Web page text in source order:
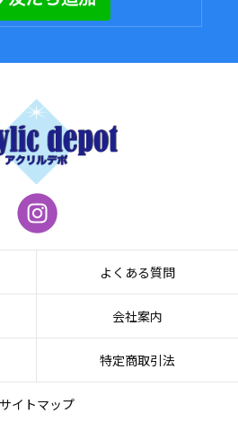
よくある質問
会社案内
特定商取引法
サイトマップ